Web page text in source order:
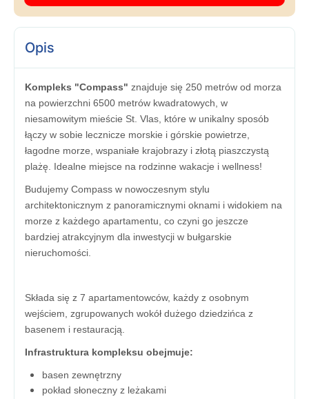
Opis
Kompleks "Compass" znajduje się 250 metrów od morza
na powierzchni 6500 metrów kwadratowych, w
niesamowitym mieście St. Vlas, które w unikalny sposób
łączy w sobie lecznicze morskie i górskie powietrze,
łagodne morze, wspaniałe krajobrazy i złotą piaszczystą
plażę. Idealne miejsce na rodzinne wakacje i wellness!
Budujemy Compass w nowoczesnym stylu
architektonicznym z panoramicznymi oknami i widokiem na
morze z każdego apartamentu, co czyni go jeszcze
bardziej atrakcyjnym dla inwestycji w bułgarskie
nieruchomości.
Składa się z 7 apartamentowców, każdy z osobnym
wejściem, zgrupowanych wokół dużego dziedzińca z
basenem i restauracją.
Infrastruktura kompleksu obejmuje:
basen zewnętrzny
pokład słoneczny z leżakami